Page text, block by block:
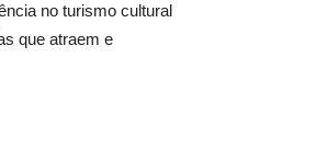
no turismo cultural
que atraem e